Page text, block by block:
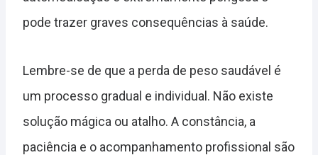
pode trazer graves consequências à saúde.
Lembre-se de que a perda de peso saudável é
um processo gradual e individual. Não existe
solução mágica ou atalho. A constância, a
paciência e o acompanhamento profissional são